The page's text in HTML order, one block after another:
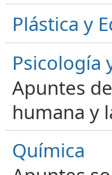
Plástica y
Psicología
Apuntes
humana y
Química